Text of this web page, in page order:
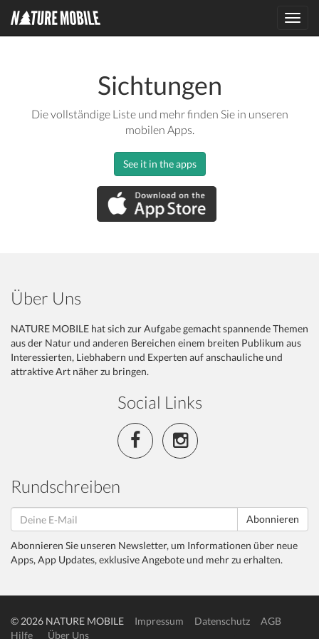
Sichtungen
Die vollständige Liste und mehr finden Sie in unseren
mobilen Apps.
See it in the apps
Über Uns
NATURE MOBILE hat sich zur Aufgabe gemacht spannende Themen
aus der Natur und anderen Bereichen einem breiten Publikum aus
Interessierten, Liebhabern und Experten auf anschauliche und
attraktive Art näher zu bringen.
Social Links
Rundschreiben
Abonnieren
Abonnieren Sie unseren Newsletter, um Informationen über neue
Apps, App Updates, exklusive Angebote und mehr zu erhalten.
© 2026 NATURE MOBILE Impressum Datenschutz
AGB
Hilfe
Über Uns